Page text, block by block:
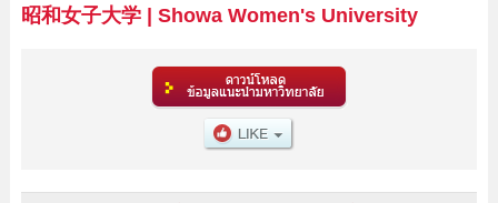
SciencesหรือคณะGlobal BusinessหรือคณะInternational Humanitiesหรือ
คณะFaculty of InformaticsหรือคณะFaculty of Environmental Science and
Women's University กรุณาใช้เว็บไซต์นี้เพื่อการค้นหาข้อมูลตามอัธยาศัย
นอกจากนั้นยังมีข้อมูลของสถาบันการศึกษาระดับมหาวิทยาลัย,บัณฑิต
วิทยาลัย,วิทยาลัยระดับอนุปริญญา,วิทยาลัยอาชีวศึกษากว่า 1,300 แห่งที่กำลัง
昭和女子大学| Showa Women's University